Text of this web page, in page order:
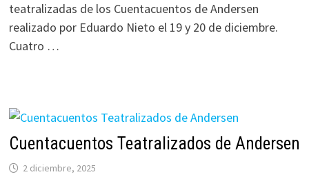
teatralizadas de los Cuentacuentos de Andersen
realizado por Eduardo Nieto el 19 y 20 de diciembre.
Cuatro …
Cuentacuentos Teatralizados de Andersen
2 diciembre, 2025